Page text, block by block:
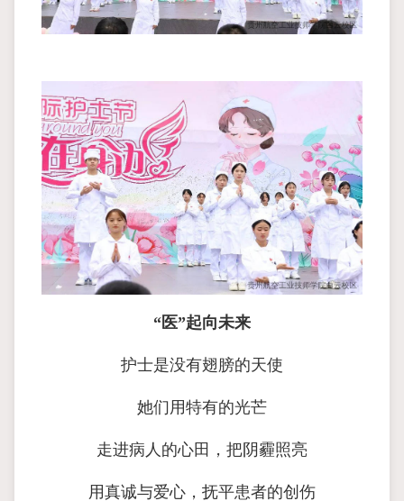
“医”起向未来
护士是没有翅膀的天使
她们用特有的光芒
走进病人的心田，把阴霾照亮
用真诚与爱心，抚平患者的创伤